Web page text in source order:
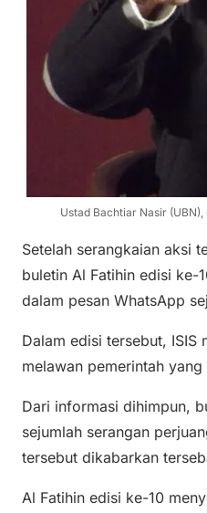
Ustad Bachtiar Nasir
Setelah serangkaian aksi
buletin Al Fatihin edisi ke-
dalam pesan WhatsApp
Dalam edisi tersebut,
melawan pemerintah
Dari informasi dihimpun,
sejumlah serangan
tersebut dikabarkan
Al Fatihin edisi ke-10